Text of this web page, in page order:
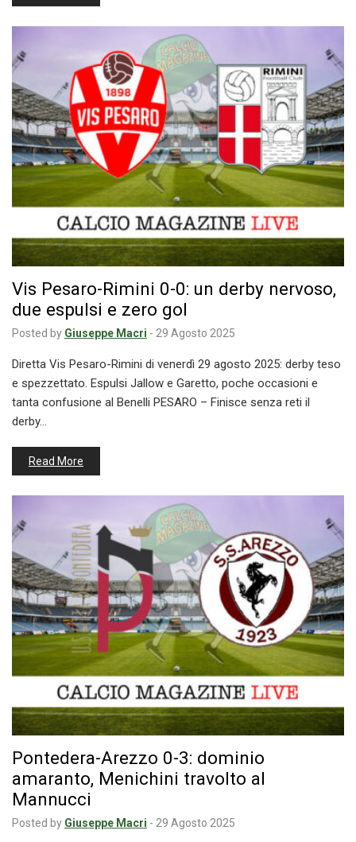
Vis Pesaro-Rimini 0-0: un derby nervoso,
due espulsi e zero gol
Posted by Giuseppe Macri - 29 Agosto 2025
Diretta Vis Pesaro-Rimini di venerdì 29 agosto 2025: derby teso
e spezzettato. Espulsi Jallow e Garetto, poche occasioni e
tanta confusione al Benelli PESARO – Finisce senza reti il
derby…
Read More
Pontedera-Arezzo 0-3: dominio
amaranto, Menichini travolto al
Mannucci
Posted by Giuseppe Macri - 29 Agosto 2025